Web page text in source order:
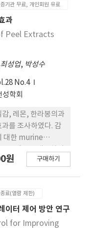
which were
cytokines,
15 d after
those treated
these results
increases
at the
로 가장 높은 값을
의 고온 가압 추출
값을 나타내었다.
서 총 16개의 휘발
향기성분으로 확
들은 무 추출 물의
활용될 수 있을 것
기관 무료, 개인회원 유료
과
Peel Extracts
최성업, 박성수
No.4
학회
감, 레몬, 한라봉의과
를 조사하였다. 감
대한 murine
증관련 단백질 발현
를 처리한 세포의
은 대조구와 비교했
있었고, 추출물을 농
수록 NO생성량은
원 구매하기
료(열람 제한)
이터 제어 방안 연구
for Improving